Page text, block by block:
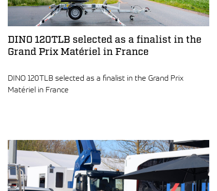
DINO 120TLB selected as a finalist in the
Grand Prix Matériel in France
DINO 120TLB selected as a finalist in the Grand Prix
Matériel in France